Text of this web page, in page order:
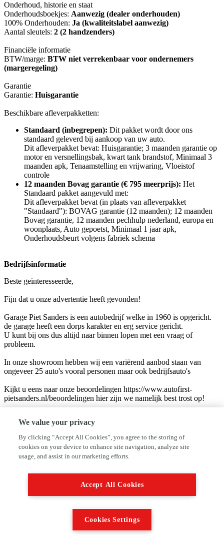
Onderhoud, historie en staat
Onderhoudsboekjes: Aanwezig (dealer onderhouden)
100% Onderhouden: Ja (kwaliteitslabel aanwezig)
Aantal sleutels: 2 (2 handzenders)
Financiële informatie
BTW/marge: BTW niet verrekenbaar voor ondernemers
(margeregeling)
Garantie
Garantie: Huisgarantie
Beschikbare afleverpakketten:
Standaard (inbegrepen): Dit pakket wordt door ons
standaard geleverd bij aankoop van uw auto.
Dit afleverpakket bevat: Huisgarantie; 3 maanden garantie op
motor en versnellingsbak, kwart tank brandstof, Minimaal 3
maanden apk, Tenaamstelling en vrijwaring, Vloeistof
controle
12 maanden Bovag garantie (€ 795 meerprijs): Het
Standaard pakket aangevuld met:
Dit afleverpakket bevat (in plaats van afleverpakket
"Standaard"): BOVAG garantie (12 maanden); 12 maanden
Bovag garantie, 12 maanden pechhulp nederland, europa en
woonplaats, Auto gepoetst, Minimaal 1 jaar apk,
Onderhoudsbeurt volgens fabriek schema
Bedrijfsinformatie
Beste geïnteresseerde,
Fijn dat u onze advertentie heeft gevonden!
Garage Piet Sanders is een autobedrijf welke in 1960 is opgericht.
de garage heeft een dorps karakter en erg service gericht.
U kunt bij ons dus altijd naar binnen lopen met een vraag of
probleem.
In onze showroom hebben wij een variërend aanbod staan van
ongeveer 25 auto's vooral personen maar ook bedrijfsauto's
Kijkt u eens naar onze beoordelingen https://www.autofirst-
pietsanders.nl/beoordelingen hier zijn we namelijk best trost op!
een andere auto.
Mocht u n.a.v. deze advertentie toch nog vragen hebben, dan zijn
wij ook na openingstijden voor u bereikbaar op telefoonnummer 06-
1911HA Uitgeest
Mob: 06-53971418 (buiten openingstijden, whatsapp, sms)
E-mail: info@pietsanders.nl
Wij zijn aangesloten bij de BOVAG sinds 1960
We value your privacy
By clicking “Accept All Cookies”, you agree to the storing of
cookies on your device to enhance site navigation, analyze site
usage, and assist in our marketing efforts.
Accept All Cookies
Cookies Settings